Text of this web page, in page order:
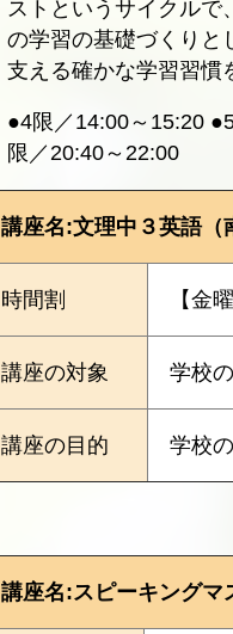
ストというサイクル
の学習の基礎づくりと
支える確かな学習習慣
●4限／14:00～15:20
限／20:40～22:00
講座名:文理中３英語（
時間割 【金
講座の対象 学校
講座の目的 学校
講座名:スピーキングマ